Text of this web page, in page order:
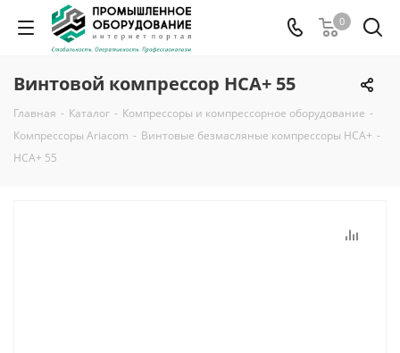
0
Винтовой компрессор HCA+ 55
Главная - Каталог - Компрессоры и компрессорное оборудование -
Компрессоры Ariacom - Винтовые безмасляные компрессоры HCA+ -
HCA+ 55